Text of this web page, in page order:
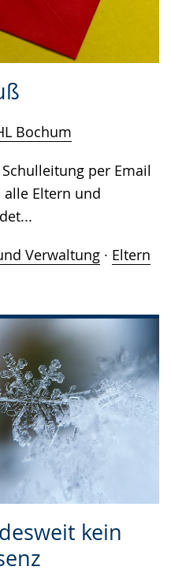
Bochum
per Email
Eltern und
Verwaltung · Eltern
kein